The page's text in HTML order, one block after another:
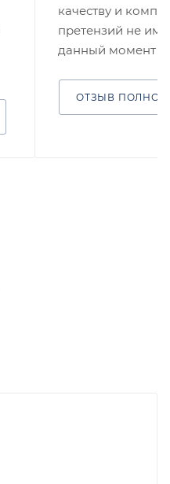
качеству и
претензий не
данный момент ...
ОТЗЫВ